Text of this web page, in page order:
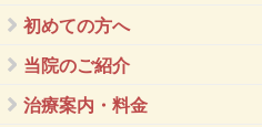
初めての方へ
当院のご紹介
治療案内・料金